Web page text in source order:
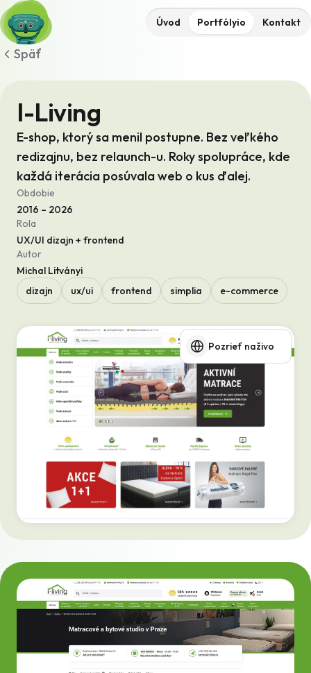
Úvod Portfólyio Kontakt
Späť
I-Living
E-shop, ktorý sa menil postupne. Bez veľkého
redizajnu, bez relaunch-u. Roky spolupráce, kde
každá iterácia posúvala web o kus ďalej.
Obdobie
2016 – 2026
Rola
UX/UI dizajn + frontend
Autor
Michal Litványi
dizajn
ux/ui frontend simplia e-commerce
Pozrieť naživo